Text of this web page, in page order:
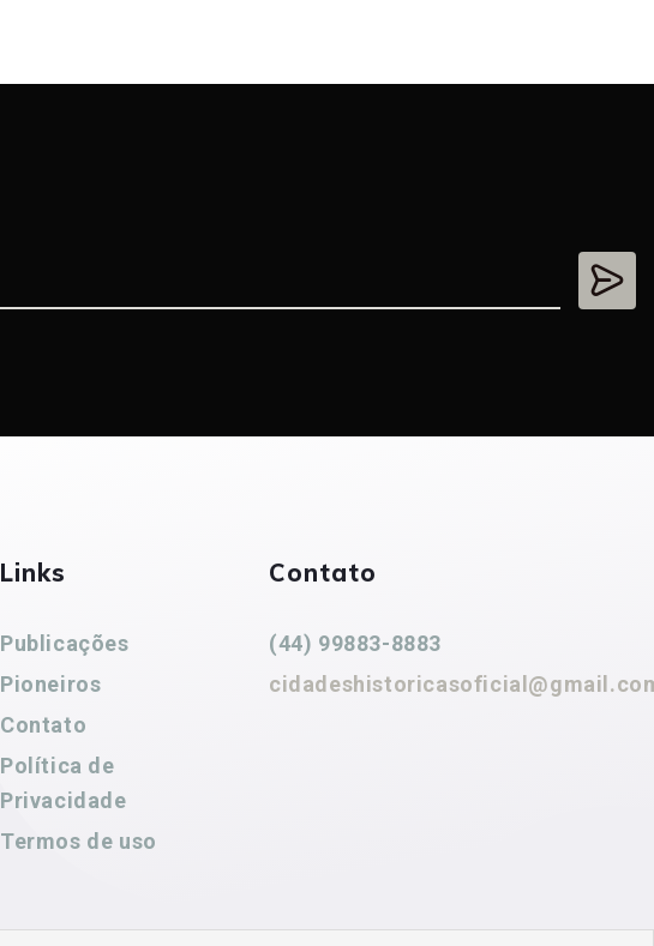
Links
Publicações
Pioneiros
Contato
Política de
Privacidade
Termos de uso
Contato
(44) 99883-8883